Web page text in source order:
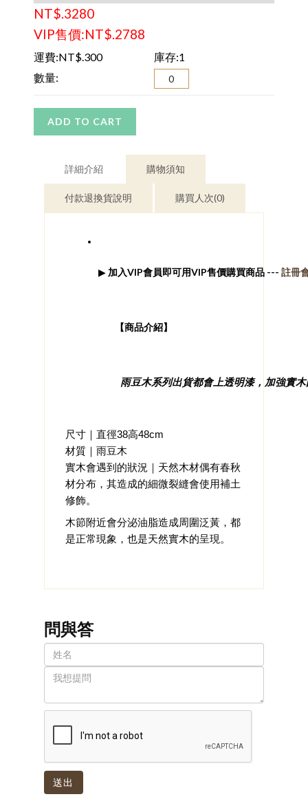
NT$.3280
VIP售價:NT$.2788
運費:NT$.300
庫存:1
數量:
ADD TO CART
詳細介紹 購物須知
付款退換貨說明 購買人次(0)
▶ 加入VIP會員即可用VIP售價購買商品 --- 註冊
	​【商品介紹】
雨豆木系列出貨都會上透明漆，加強實
尺寸｜直徑38高48cm
材質｜雨豆木
實木會遇到的狀況｜天然木材偶有春秋
材分布，其造成的細微裂縫會使用補土
修飾。
木節附近會分泌油脂造成周圍泛黃，都
是正常現象，也是天然實木的呈現。
問與答
送出